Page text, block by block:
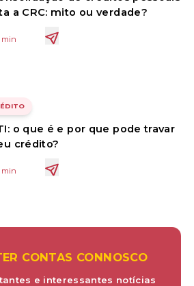
a CRC: mito ou verdade?
min
o que é e por que pode travar
crédito?
min
CONTAS CONNOSCO
e interessantes notícias